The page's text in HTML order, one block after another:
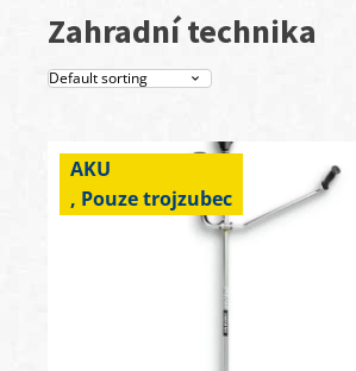
Zahradní technika
AKU
, Pouze trojzubec